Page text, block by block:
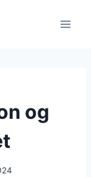
og